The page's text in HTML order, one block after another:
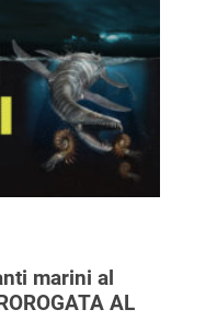
marini al
AL